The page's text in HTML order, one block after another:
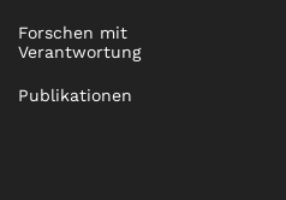
Forschen mit
Verantwortung
Publikationen